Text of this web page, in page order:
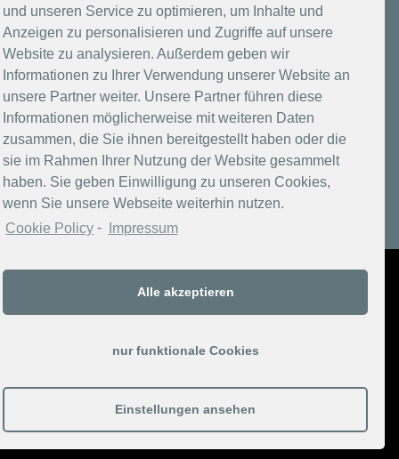
und unseren Service zu optimieren, um Inhalte und
Anzeigen zu personalisieren und Zugriffe auf unsere
Website zu analysieren. Außerdem geben wir
Informationen zu Ihrer Verwendung unserer Website an
unsere Partner weiter. Unsere Partner führen diese
Informationen möglicherweise mit weiteren Daten
zusammen, die Sie ihnen bereitgestellt haben oder die
sie im Rahmen Ihrer Nutzung der Website gesammelt
haben. Sie geben Einwilligung zu unseren Cookies,
wenn Sie unsere Webseite weiterhin nutzen.
Cookie Policy - Impressum
Alle akzeptieren
nur funktionale Cookies
Einstellungen ansehen
Impressum
Copyright 2017-2026 Berlins Taiga
Datenschutzerklärung
Click here to opt-out of Google Analytics